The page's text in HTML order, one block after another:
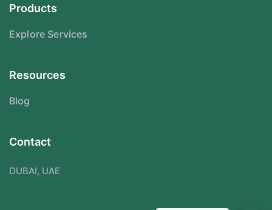
Products
Explore Services
Resources
Blog
Contact
DUBAI, UAE